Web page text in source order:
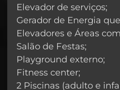
Elevador de serviços;
Gerador de Energia
Elevadores e Áreas
Salão de Festas;
Playground externo;
Fitness center;
2 Piscinas (adulto e